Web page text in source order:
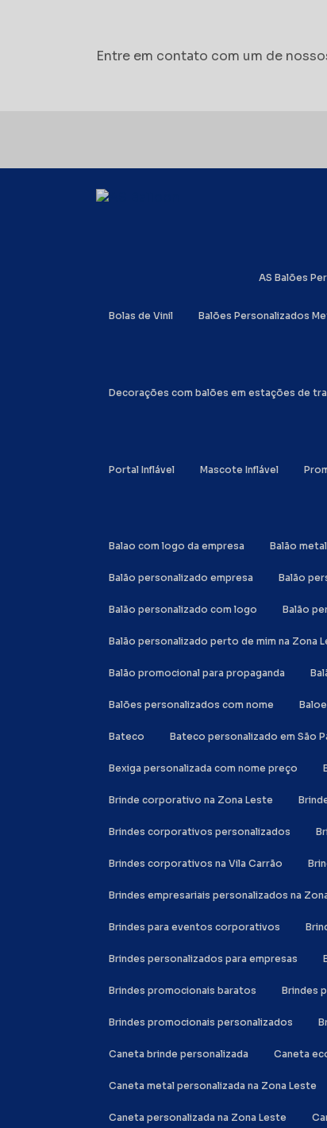
Entre em contato com um de
Mascote Inflável
Portal Inflável
Decorações com balões em estações de
AS Balões
Balões Personalizados
Bolas de Vinil
Balao com logo da empresa Balão
Balão personalizado empresa Balão
Balão personalizado com logo Balão
Balão personalizado perto de mim na Zona
Balão promocional para propaganda
Balões personalizados com nome
Bateco Bateco personalizado em São
Bexiga personalizada com nome preço
Brinde corporativo na Zona Leste
Brindes corporativos personalizados
Brindes corporativos na Vila Carrão
Brindes empresariais personalizados na
Brindes para eventos corporativos
Brindes personalizados para empresas
Brindes promocionais baratos Brindes
Brindes promocionais personalizados
Caneta brinde personalizada Caneta
Caneta metal personalizada na Zona Leste
Caneta personalizada na Zona Leste